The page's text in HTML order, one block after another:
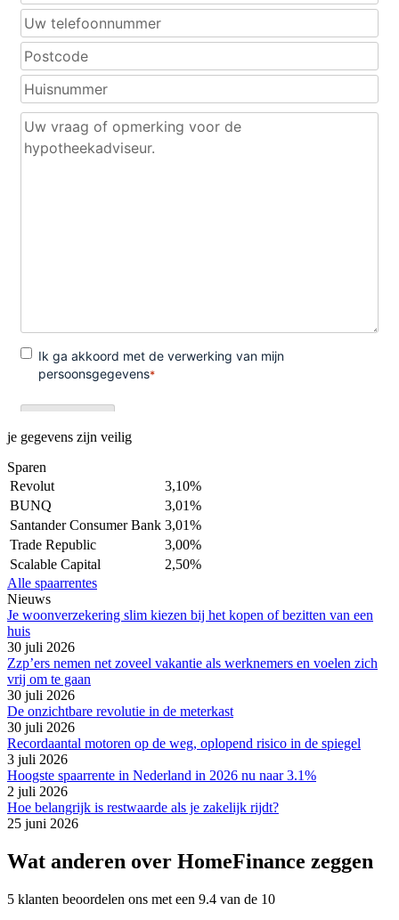
je gegevens zijn veilig
Sparen
Revolut
3,10%
BUNQ
3,01%
Santander Consumer Bank 3,01%
Trade Republic
3,00%
Scalable Capital
2,50%
Alle spaarrentes
Nieuws
Je woonverzekering slim kiezen bij het kopen of bezitten van een
huis
30 juli 2026
Zzp’ers nemen net zoveel vakantie als werknemers en voelen zich
vrij om te gaan
30 juli 2026
De onzichtbare revolutie in de meterkast
30 juli 2026
Recordaantal motoren op de weg, oplopend risico in de spiegel
3 juli 2026
Hoogste spaarrente in Nederland in 2026 nu naar 3.1%
2 juli 2026
Hoe belangrijk is restwaarde als je zakelijk rijdt?
25 juni 2026
Wat anderen over HomeFinance zeggen
5 klanten beoordelen ons met een 9.4 van de 10